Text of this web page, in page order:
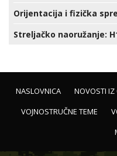
Orijentacija i fizička
Streljačko naoružanje:
NASLOVNICA NOVOSTI IZ
VOJNOSTRUČNE TEME